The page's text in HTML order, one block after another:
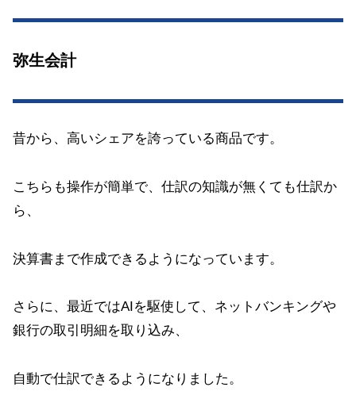
弥生会計
昔から、高いシェアを誇っている商品です。
こちらも操作が簡単で、仕訳の知識が無くても仕訳か
ら、
決算書まで作成できるようになっています。
さらに、最近ではAIを駆使して、ネットバンキングや
銀行の取引明細を取り込み、
自動で仕訳できるようになりました。